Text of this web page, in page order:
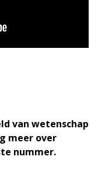
van wetenschap
meer over
nummer.